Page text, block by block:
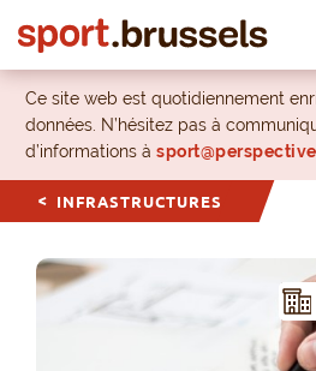
Ce site web est quotidiennement
données. N’hésitez pas à
d’informations à
INFRASTRUCTURES